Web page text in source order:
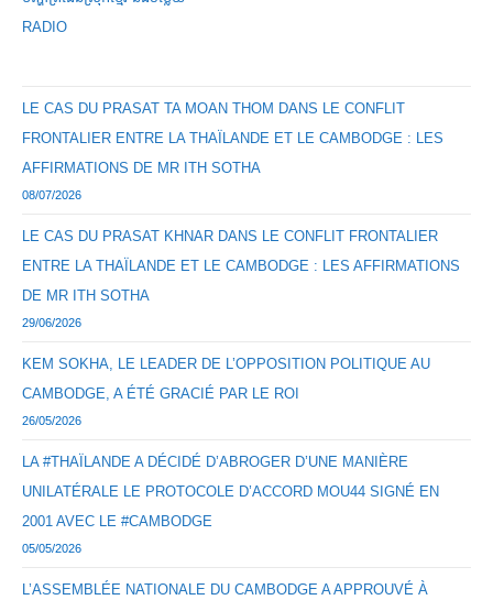
RADIO
LE CAS DU PRASAT TA MOAN THOM DANS LE CONFLIT
FRONTALIER ENTRE LA THAÏLANDE ET LE CAMBODGE : LES
AFFIRMATIONS DE MR ITH SOTHA
08/07/2026
LE CAS DU PRASAT KHNAR DANS LE CONFLIT FRONTALIER
ENTRE LA THAÏLANDE ET LE CAMBODGE : LES AFFIRMATIONS
DE MR ITH SOTHA
29/06/2026
KEM SOKHA, LE LEADER DE L’OPPOSITION POLITIQUE AU
CAMBODGE, A ÉTÉ GRACIÉ PAR LE ROI
26/05/2026
LA #THAÏLANDE A DÉCIDÉ D’ABROGER D’UNE MANIÈRE
UNILATÉRALE LE PROTOCOLE D’ACCORD MOU44 SIGNÉ EN
2001 AVEC LE #CAMBODGE
05/05/2026
L’ASSEMBLÉE NATIONALE DU CAMBODGE A APPROUVÉ À